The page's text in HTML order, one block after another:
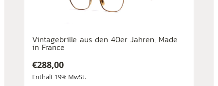
Vintagebrille aus den 40er Jahren, Made
in France
€288,00
Enthält 19% MwSt.